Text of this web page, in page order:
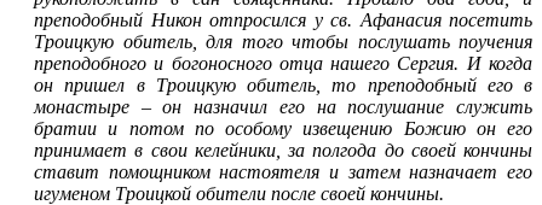
преподобный Никон отпросился у св. Афанасия посетить
Троицкую обитель, для того чтобы послушать поучения
преподобного и богоносного отца нашего Сергия. И когда
он пришел в Троицкую обитель, то преподобный его в
монастыре –он назначил его на послушание служить
братии и потом по особому извещению Божию он его
принимает в свои келейники, за полгода до своей кончины
ставит помощником настоятеля и затем назначает его
игуменом Троицкой обители после своей кончины.